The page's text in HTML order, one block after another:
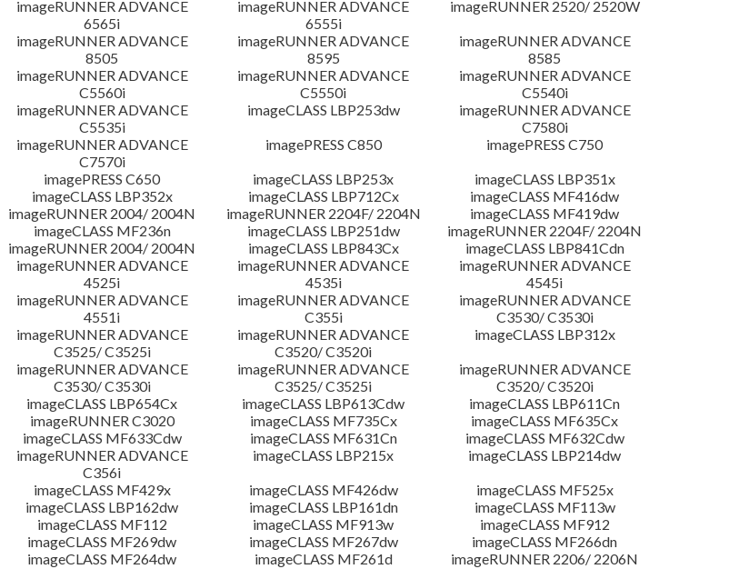
imageRUNNER ADVANCE
6565i
imageRUNNER ADVANCE
6555i
imageRUNNER 2520/ 2520W
imageRUNNER ADVANCE
8505
imageRUNNER ADVANCE
8595
imageRUNNER ADVANCE
8585
imageRUNNER ADVANCE
C5560i
imageRUNNER ADVANCE
C5550i
imageRUNNER ADVANCE
C5540i
imageRUNNER ADVANCE
C5535i
imageCLASS LBP253dw
imageRUNNER ADVANCE
C7580i
imageRUNNER ADVANCE
C7570i
imagePRESS C850
imagePRESS C750
imagePRESS C650
imageCLASS LBP253x
imageCLASS LBP351x
imageCLASS LBP352x
imageCLASS LBP712Cx
imageCLASS MF416dw
imageRUNNER 2004/ 2004N
imageRUNNER 2204F/ 2204N
imageCLASS MF419dw
imageCLASS MF236n
imageCLASS LBP251dw
imageRUNNER 2204F/ 2204N
imageRUNNER 2004/ 2004N
imageCLASS LBP843Cx
imageCLASS LBP841Cdn
imageRUNNER ADVANCE
4525i
imageRUNNER ADVANCE
4535i
imageRUNNER ADVANCE
4545i
imageRUNNER ADVANCE
4551i
imageRUNNER ADVANCE
C355i
imageRUNNER ADVANCE
C3530/ C3530i
imageRUNNER ADVANCE
C3525/ C3525i
imageRUNNER ADVANCE
C3520/ C3520i
imageCLASS LBP312x
imageRUNNER ADVANCE
C3530/ C3530i
imageRUNNER ADVANCE
C3525/ C3525i
imageRUNNER ADVANCE
C3520/ C3520i
imageCLASS LBP654Cx
imageCLASS LBP613Cdw
imageCLASS LBP611Cn
imageRUNNER C3020
imageCLASS MF735Cx
imageCLASS MF635Cx
imageCLASS MF633Cdw
imageCLASS MF631Cn
imageCLASS MF632Cdw
imageRUNNER ADVANCE
C356i
imageCLASS LBP215x
imageCLASS LBP214dw
imageCLASS MF429x
imageCLASS MF426dw
imageCLASS MF525x
imageCLASS LBP162dw
imageCLASS LBP161dn
imageCLASS MF113w
imageCLASS MF112
imageCLASS MF913w
imageCLASS MF912
imageCLASS MF269dw
imageCLASS MF267dw
imageCLASS MF266dn
imageCLASS MF264dw
imageCLASS MF261d
imageRUNNER 2206/ 2206N